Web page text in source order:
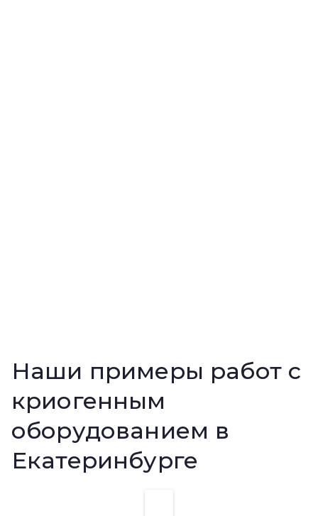
Наши примеры работ с
криогенным
оборудованием в
Екатеринбурге